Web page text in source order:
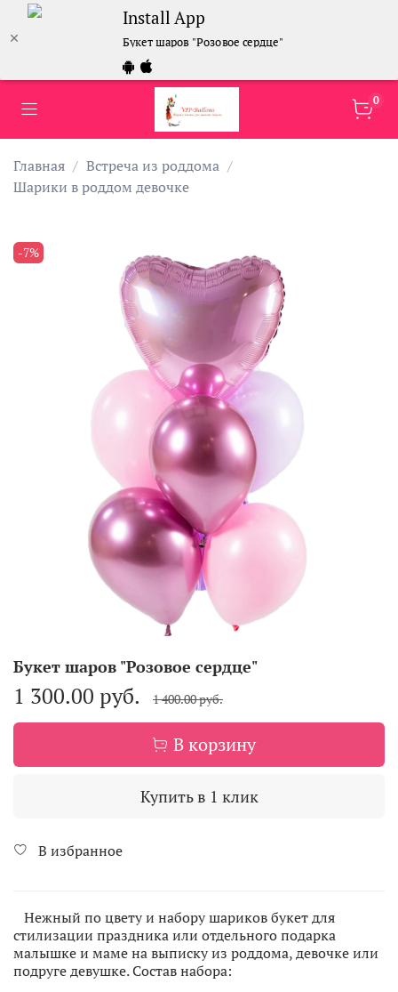
Install App
Букет шаров "Розовое сердце"
0
Главная
Встреча из роддома
Шарики в роддом девочке
-7%
Букет шаров "Розовое сердце"
1 300.00 руб. 1 400.00 руб.
В корзину
Купить в 1 клик
В избранное
Нежный по цвету и набору шариков букет для
стилизации праздника или отдельного подарка
малышке и маме на выписку из роддома, девочке или
подруге девушке. Состав набора: